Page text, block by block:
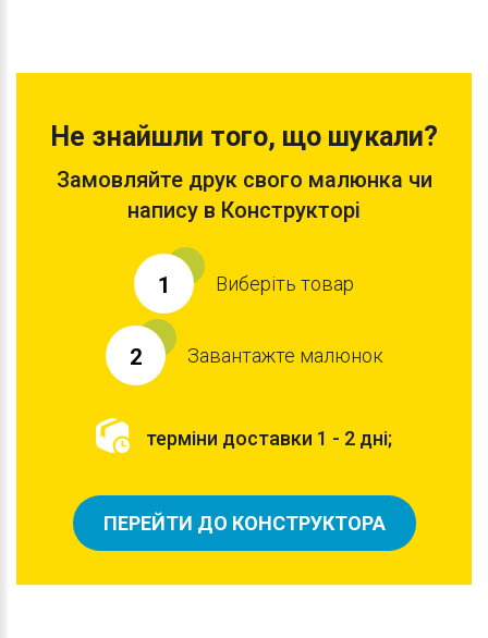
Не знайшли того, що шукали?
Замовляйте друк свого малюнка чи
напису в Конструкторі
1 Виберіть товар
2 Завантажте малюнок
терміни доставки 1 - 2 дні;
ПЕРЕЙТИ ДО КОНСТРУКТОРА